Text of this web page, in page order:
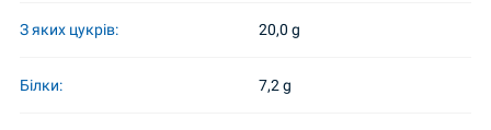
З яких цукрів: 20,0 g
Білки: 7,2 g